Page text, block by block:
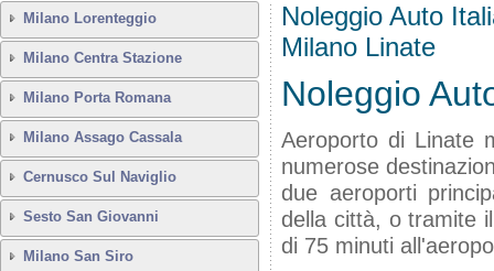
Milano Lorenteggio
Milano Centra Stazione
Milano Porta Romana
Milano Assago Cassala
Cernusco Sul Naviglio
Sesto San Giovanni
Milano San Siro
Noleggio Auto
Milano Linate
Noleggio
Aeroporto di Linate
numerose
due aeroporti
della città, o tramite
di 75 minuti